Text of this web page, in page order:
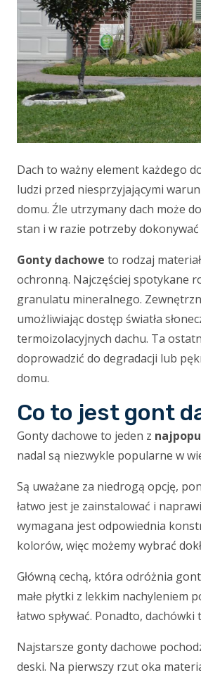
Dach to ważny element każdego
ludzi przed niesprzyjającymi
domu. Źle utrzymany dach może
stan i w razie potrzeby
Gonty dachowe to rodzaj
ochronną. Najczęściej spotykane
granulatu mineralnego.
umożliwiając dostęp światła
termoizolacyjnych dachu. Ta
doprowadzić do degradacji lub
domu.
Co to jest gont
Gonty dachowe to jeden z
nadal są niezwykle popularne w
Są uważane za niedrogą opcję,
łatwo jest je zainstalować i
wymagana jest odpowiednia
kolorów, więc możemy wybrać
Główną cechą, która odróżnia
małe płytki z lekkim nachyleniem
łatwo spływać. Ponadto,
Najstarsze gonty dachowe
deski. Na pierwszy rzut oka